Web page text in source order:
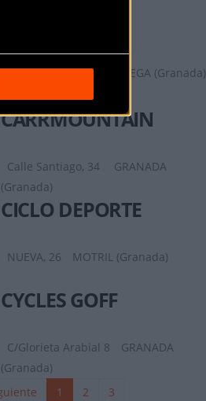
Carretera de Alhama,
54
CHURRIANA DE LA VEGA (Granada)
CARRMOUNTAIN
Calle Santiago, 34
GRANADA
(Granada)
CICLO DEPORTE
NUEVA, 26 MOTRIL (Granada)
CYCLES GOFF
C/Glorieta Arabial 8
GRANADA
(Granada)
1 2 3